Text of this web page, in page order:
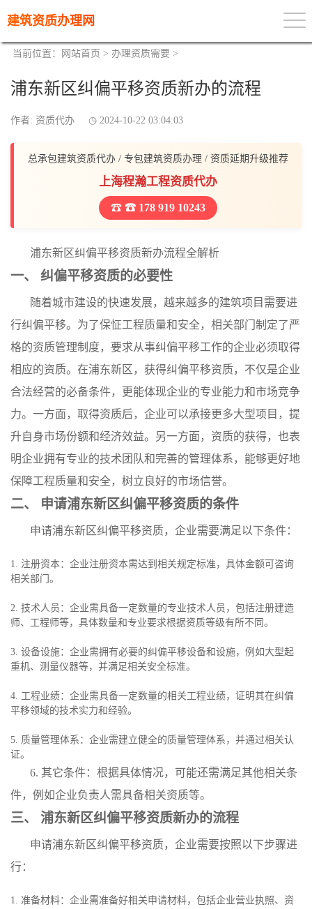
建筑资质办理网
当前位置： 网站首页 > 办理资质需要 >
浦东新区纠偏平移资质新办的流程
作者: 资质代办 2024-10-22 03:04:03
总承包建筑资质代办 / 专包建筑资质办理 / 资质延期升级推荐
上海程瀚工程资质代办
☎ 178 919 10243
浦东新区纠偏平移资质新办流程全解析
一、 纠偏平移资质的必要性
随着城市建设的快速发展，越来越多的建筑项目需要进
行纠偏平移。为了保怔工程质量和安全，相关部门制定了严
格的资质管理制度，要求从事纠偏平移工作的企业必须取得
相应的资质。在浦东新区，获得纠偏平移资质，不仅是企业
合法经营的必备条件，更能体现企业的专业能力和市场竞争
力。一方面，取得资质后，企业可以承接更多大型项目，提
升自身市场份额和经济效益。另一方面，资质的获得，也表
明企业拥有专业的技术团队和完善的管理体系，能够更好地
保障工程质量和安全，树立良好的市场信誉。
二、 申请浦东新区纠偏平移资质的条件
申请浦东新区纠偏平移资质，企业需要满足以下条件：
1. 注册资本：企业注册资本需达到相关规定标准，具体金额可咨询
相关部门。
2. 技术人员：企业需具备一定数量的专业技术人员，包括注册建造
师、工程师等，具体数量和专业要求根据资质等级有所不同。
3. 设备设施：企业需拥有必要的纠偏平移设备和设施，例如大型起
重机、测量仪器等，并满足相关安全标准。
4. 工程业绩：企业需具备一定数量的相关工程业绩，证明其在纠偏
平移领域的技术实力和经验。
5. 质量管理体系：企业需建立健全的质量管理体系，并通过相关认
证。
6. 其它条件：根据具体情况，可能还需满足其他相关条
件，例如企业负责人需具备相关资质等。
三、 浦东新区纠偏平移资质新办的流程
申请浦东新区纠偏平移资质，企业需要按照以下步骤进
行：
1. 准备材料：企业需准备好相关申请材料，包括企业营业执照、资